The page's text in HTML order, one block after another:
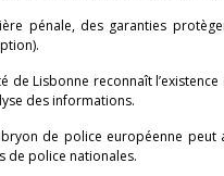
pénale, des garanties
de Lisbonne reconnaît
des informations.
de police européenne
de police nationales.